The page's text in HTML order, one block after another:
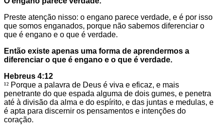
Preste atenção nisso: o engano parece verdade, e é por isso
que somos enganados, porque não sabemos diferenciar o
que é engano e o que é verdade.
Então existe apenas uma forma de aprendermos a
diferenciar o que é engano e o que é verdade.
Hebreus 4:12
¹² Porque a palavra de Deus é viva e eficaz, e mais
penetrante do que espada alguma de dois gumes, e penetra
até à divisão da alma e do espírito, e das juntas e medulas, e
é apta para discernir os pensamentos e intenções do
coração.